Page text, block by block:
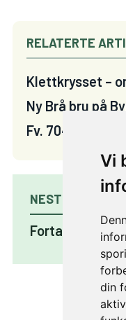
Vi
din
RELATERTE
Klettkrysset –
Ny Brå bru på
Fv. 704
NESTE PROSJEKT
Fortau Hans